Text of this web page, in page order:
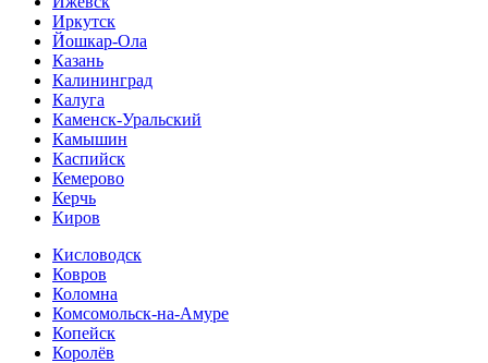
Иркутск
Йошкар-Ола
Казань
Калининград
Калуга
Каменск-Уральский
Камышин
Каспийск
Кемерово
Керчь
Киров
Кисловодск
Ковров
Коломна
Комсомольск-на-Амуре
Копейск
Королёв